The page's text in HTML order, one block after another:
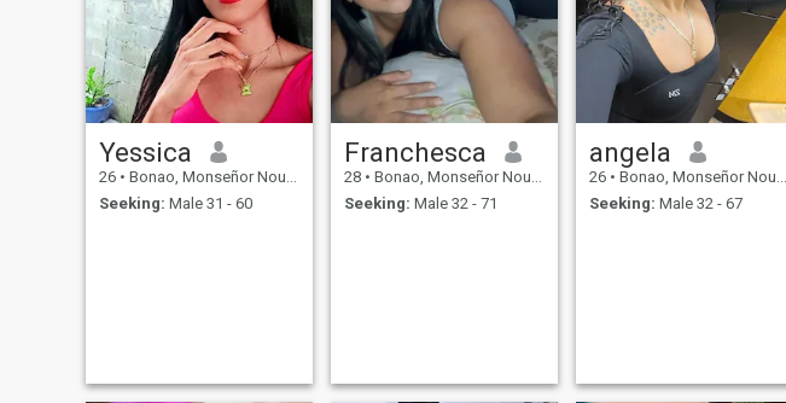
Yessica
26 • Bonao, Monseñor Nouel, Dominican Republic
Seeking: Male 31 - 60
Franchesca
28 • Bonao, Monseñor Nouel, Dominican Republic
Seeking: Male 32 - 71
angela
26 • Bonao, Monseñor Nouel, Dominican Republic
Seeking: Male 32 - 67